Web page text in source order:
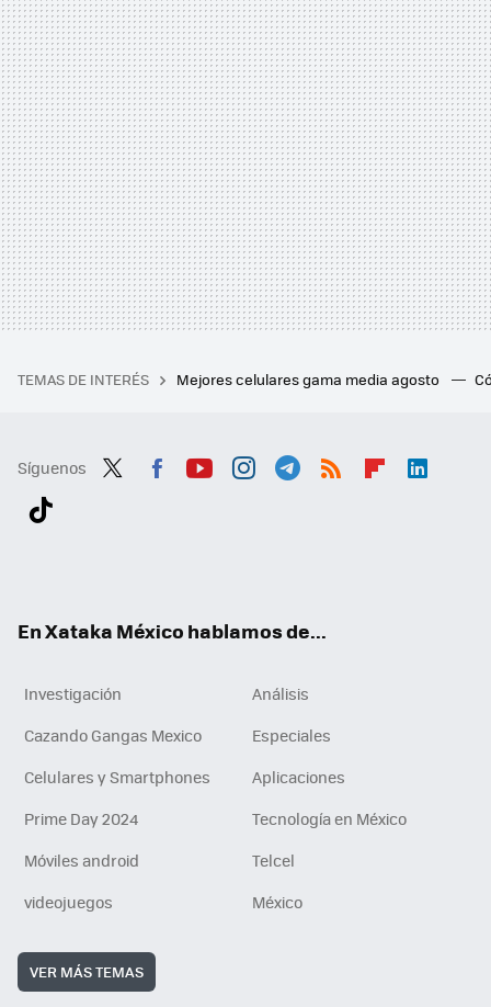
TEMAS DE INTERÉS Mejores celulares gama media agosto
Síguenos
En Xataka México hablamos de...
Investigación
Análisis
Cazando Gangas Mexico
Especiales
Celulares y Smartphones
Aplicaciones
Prime Day 2024
Tecnología en México
Móviles android
Telcel
videojuegos
México
VER MÁS TEMAS